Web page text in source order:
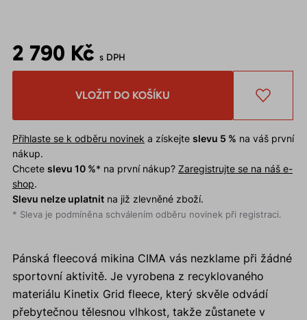
2 790 Kč s DPH
VLOŽIT DO KOŠÍKU
Přihlaste se k odběru novinek a získejte slevu 5 % na váš první
nákup.
Chcete slevu 10 %* na první nákup? Zaregistrujte se na náš e-
shop.
Slevu nelze uplatnitna již zlevněné zboží.
* Sleva je podmíněna schválením odběru novinek při registraci.
Pánská fleecová mikina CIMA vás nezklame při žádné
sportovní aktivitě. Je vyrobena z recyklovaného
materiálu Kinetix Grid fleece, který skvěle odvádí
přebytečnou tělesnou vlhkost, takže zůstanete v